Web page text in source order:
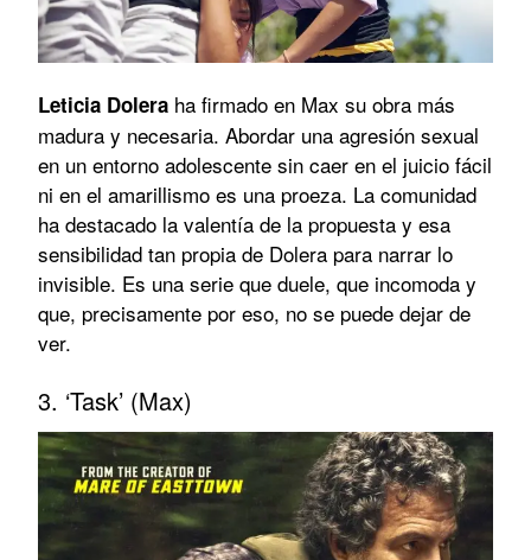
Leticia Dolera ha firmado en Max su obra más
madura y necesaria. Abordar una agresión sexual
en un entorno adolescente sin caer en el juicio fácil
ni en el amarillismo es una proeza. La comunidad
ha destacado la valentía de la propuesta y esa
sensibilidad tan propia de Dolera para narrar lo
invisible. Es una serie que duele, que incomoda y
que, precisamente por eso, no se puede dejar de
ver.
3. ‘Task’ (Max)